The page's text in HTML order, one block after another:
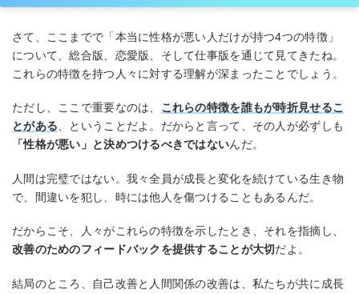
さて、ここまでで「本当に性格が悪い人だけが持つ4つの特徴」
について、総合版、恋愛版、そして仕事版を通じて見てきたね。
これらの特徴を持つ人々に対する理解が深まったことでしょう。
ただし、ここで重要なのは、 これらの特徴を誰もが時折見せるこ
とがある 、ということだよ。だからと言って、その人が必ずしも
「性格が悪い」と決めつけるべきではないんだ。
人間は完璧ではない。我々全員が成長と変化を続けている生き物
で、間違いを犯し、時には他人を傷つけることもあるんだ。
だからこそ、人々がこれらの特徴を示したとき、それを指摘し、
改善のためのフィードバックを提供することが大切だよ。
結局のところ、自己改善と人間関係の改善は、私たちが共に成長